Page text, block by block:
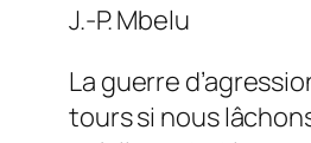
J.-P. Mbelu
La guerre
tours si nous